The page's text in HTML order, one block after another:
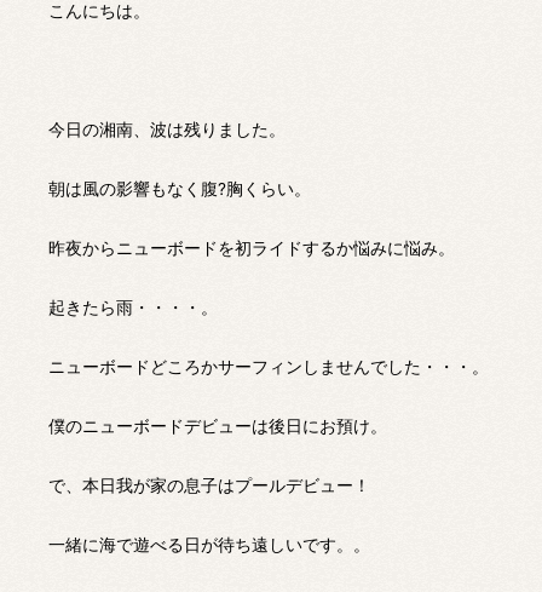
こんにちは。
今日の湘南、波は残りました。
朝は風の影響もなく腹?胸くらい。
昨夜からニューボードを初ライドするか悩みに悩み。
起きたら雨・・・・。
ニューボードどころかサーフィンしませんでした・・・。
僕のニューボードデビューは後日にお預け。
で、本日我が家の息子はプールデビュー！
一緒に海で遊べる日が待ち遠しいです。。